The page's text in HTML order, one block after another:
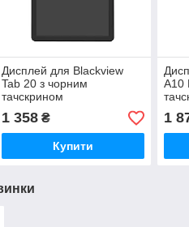
Дисплей для Blackview
Tab 20 з чорним
тачскрином
1 358₴
Купити
A10
1